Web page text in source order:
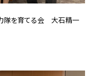
隊を育てる会 大石精一